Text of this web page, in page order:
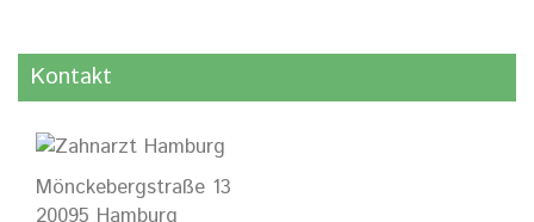
Kontakt
Mönckebergstraße 13
20095 Hamburg